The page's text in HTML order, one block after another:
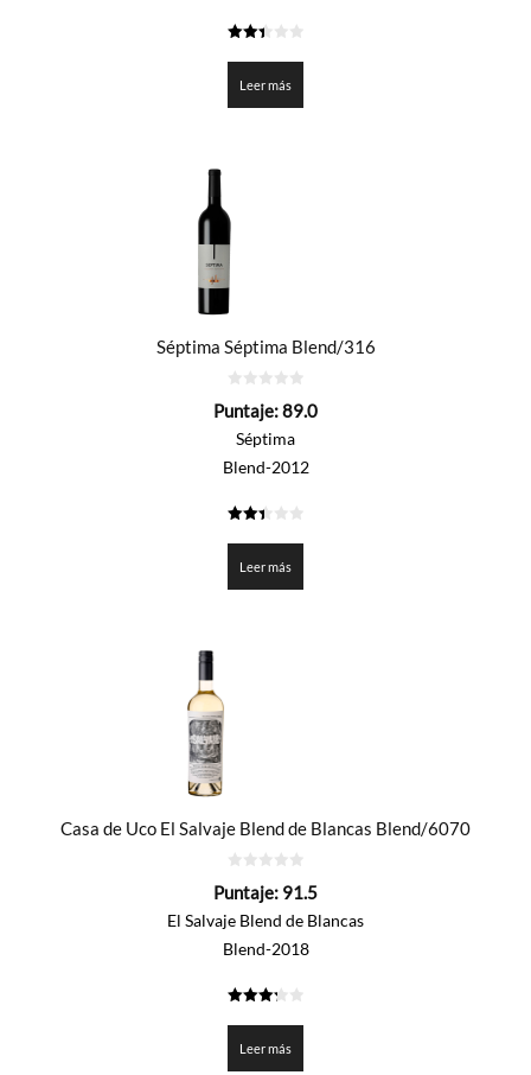
de 5
Leer más
Séptima Séptima Blend/316
de
Puntaje:89.0
Séptima
Blend-2012
de 5
Leer más
Casa de Uco El Salvaje Blend de Blancas Blend/6070
de
Puntaje: 91.5
El Salvaje Blend de Blancas
Blend-2018
de 5
Leer más